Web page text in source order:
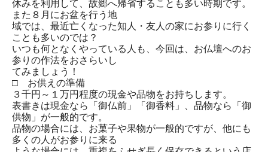
休みを利用して、故郷へ帰省することも多い時期です。
また８月にお盆を行う地
域では、最近亡くなった知人・友人の家にお参りに行く
ことも多いのでは？
いつも何となくやっている人も、今回は、お仏壇へのお
参りの作法をおさらいし
てみましょう！
□ お供えの準備
３千円～１万円程度の現金や品物をお持ちします。
表書きは現金なら「御仏前」「御香料」、品物なら「御
供物」が一般的です。
品物の場合には、お菓子や果物が一般的ですが、他にも
多くの人がお参りに来る